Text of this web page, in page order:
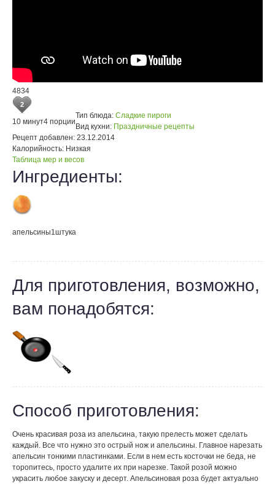
4834
2
10 минут4 порции
Тип блюда: Сладкие пироги
Вид кухни: Праздничные рецепты
Рецепт добавлен: 23.12.2014
Калорийность: Низкая
Таблица мер и весов
Ингредиенты:
апельсины1штука
Для приготовления, возможно,
вам понадобятся:
Способ приготовления:
Очень красивая роза из апельсина, такую прелесть может сделать
каждый. Все что нужно это острый нож и апельсины. Главное нарезать
апельсин тонкими пластинками. Если в нем есть косточки не беда, не
торопитесь, просто удалите их при нарезке. Такой розой можно
украсить любое закуску и десерт. Апельсиновая роза будет актуально